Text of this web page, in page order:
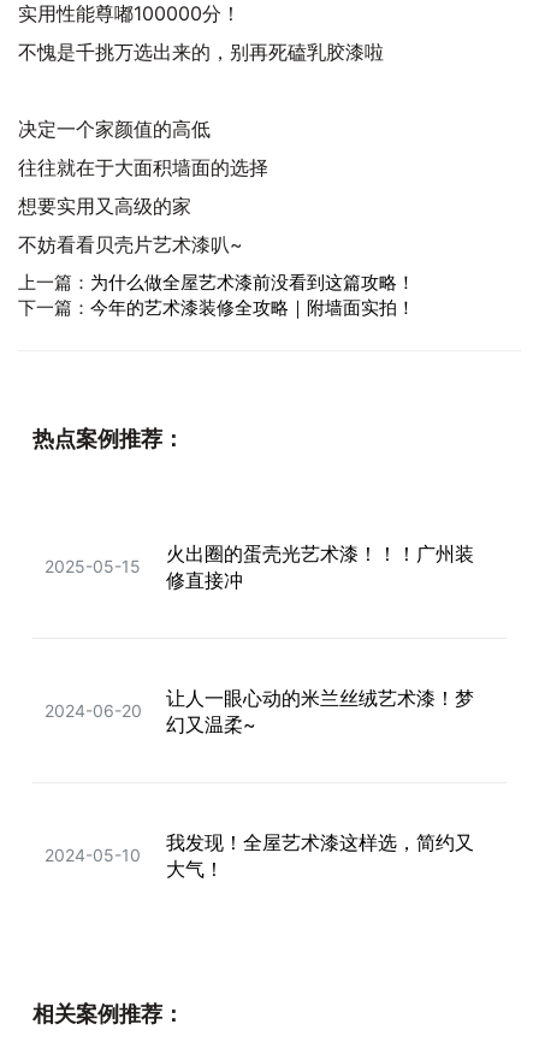
实用性能尊嘟100000分！
不愧是千挑万选出来的，别再死磕乳胶漆啦
决定一个家颜值的高低
往往就在于大面积墙面的选择
想要实用又高级的家
不妨看看贝壳片艺术漆叭~
上一篇： 为什么做全屋艺术漆前没看到这篇攻略！
下一篇： 今年的艺术漆装修全攻略｜附墙面实拍！
热点案例推荐：
2025-05-15
火出圈的蛋壳光艺术漆！！！广州装
修直接冲
2024-06-20
让人一眼心动的米兰丝绒艺术漆！梦
幻又温柔~
2024-05-10
我发现！全屋艺术漆这样选，简约又
大气！
2023-09-19
级感
相关案例推荐：